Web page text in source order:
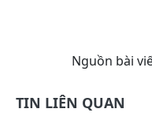
Nguồn bài
TIN LIÊN QUAN